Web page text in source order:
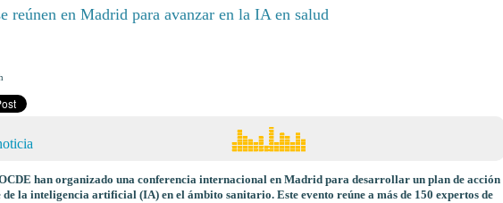
reúnen en Madrid para avanzar en la IA en salud
han organizado una conferencia internacional en Madrid para desarrollar un plan de acción
la inteligencia artificial (IA) en el ámbito sanitario. Este evento reúne a más de 150 expertos de